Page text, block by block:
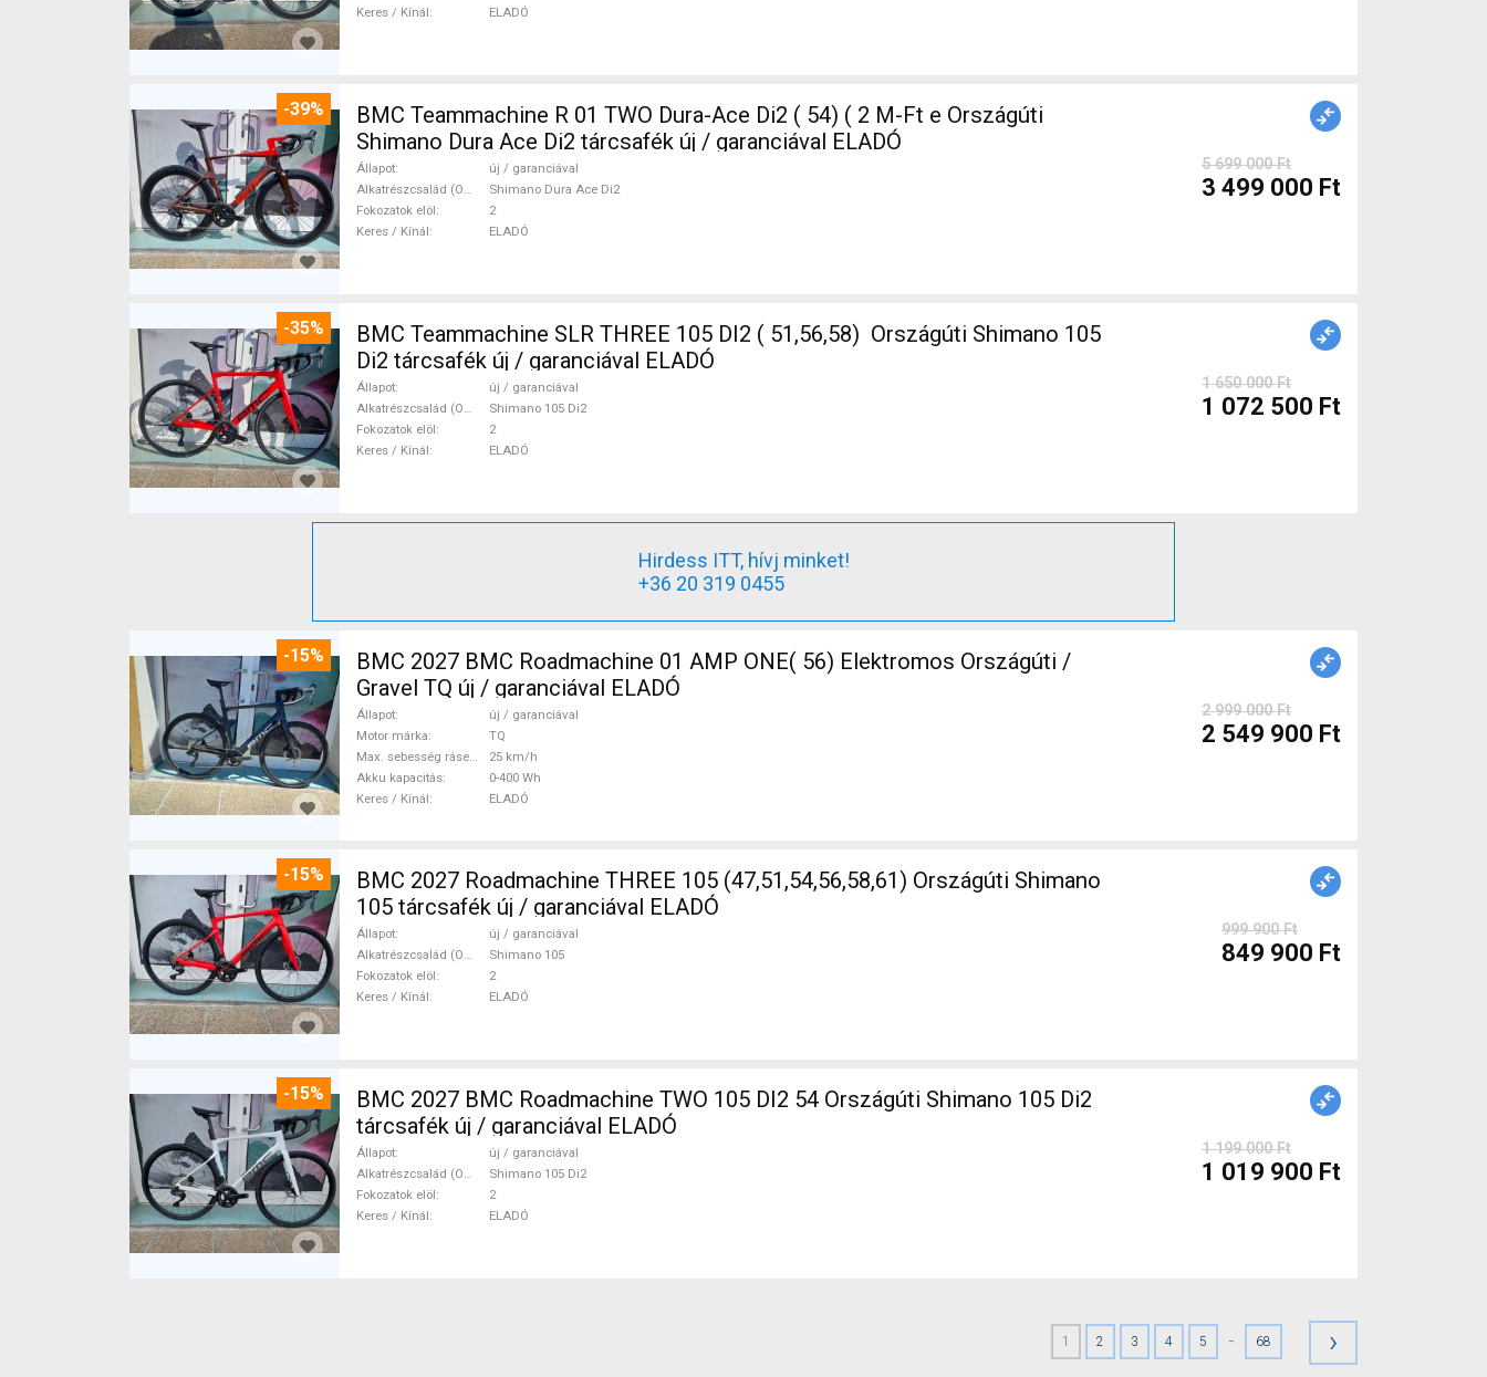
Keres / Kínál
ELADÓ
-39%
BMC Teammachine R 01 TWO Dura-Ace Di2 ( 54) ( 2 M-Ft e Országúti
Shimano Dura Ace Di2 tárcsafék új / garanciával ELADÓ
Állapot
új / garanciával
Alkatrészcsalád (Outi)
Shimano Dura Ace Di2
Fokozatok elöl
2
Keres / Kínál
ELADÓ
5 699 000 Ft
3 499 000 Ft
-35%
BMC Teammachine SLR THREE 105 DI2 ( 51,56,58) Országúti Shimano 105
Di2 tárcsafék új / garanciával ELADÓ
Állapot
új / garanciával
Alkatrészcsalád (Outi)
Shimano 105 Di2
Fokozatok elöl
2
Keres / Kínál
ELADÓ
1 650 000 Ft
1 072 500 Ft
Hirdess ITT, hívj minket!
+36 20 319 0455
-15%
BMC 2027 BMC Roadmachine 01 AMP ONE( 56) Elektromos Országúti /
Gravel TQ új / garanciával ELADÓ
Állapot
új / garanciával
Motor márka
TQ
Max. sebesség rásegítéssel
25 km/h
Akku kapacitás
0-400 Wh
Keres / Kínál
ELADÓ
2 999 000 Ft
2 549 900 Ft
-15%
BMC 2027 Roadmachine THREE 105 (47,51,54,56,58,61) Országúti Shimano
105 tárcsafék új / garanciával ELADÓ
Állapot
új / garanciával
Alkatrészcsalád (Outi)
Shimano 105
Fokozatok elöl
2
Keres / Kínál
ELADÓ
999 900 Ft
849 900 Ft
-15%
BMC 2027 BMC Roadmachine TWO 105 DI2 54 Országúti Shimano 105 Di2
tárcsafék új / garanciával ELADÓ
Állapot
új / garanciával
Alkatrészcsalád (Outi)
Shimano 105 Di2
Fokozatok elöl
2
Keres / Kínál
ELADÓ
1 199 000 Ft
1 019 900 Ft
1 2 3 4 5 - 68 ›